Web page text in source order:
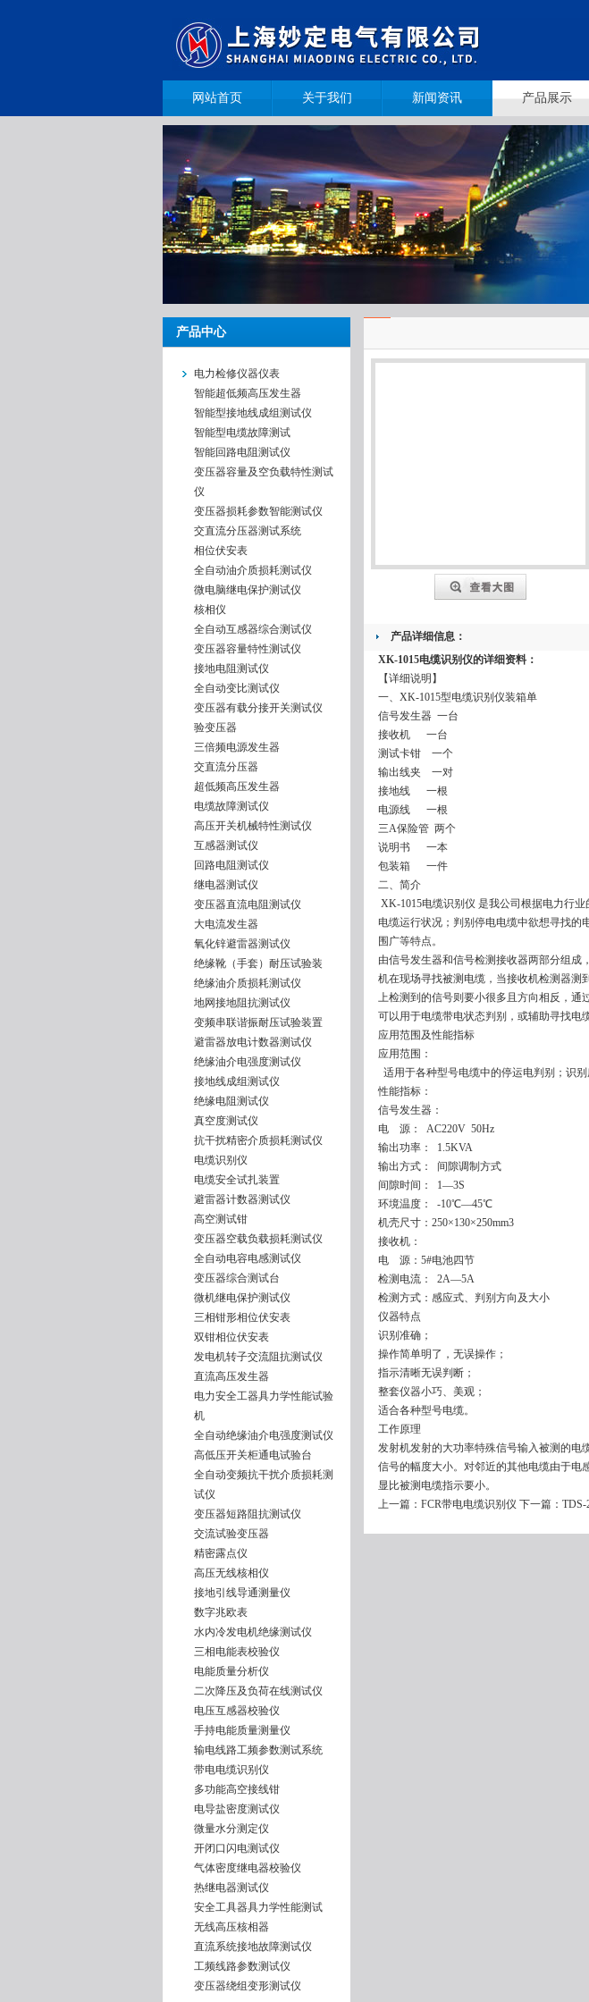
网站首页 关于我们 新闻资讯 产品展示
产品中心
电力检修仪器仪表
智能超低频高压发生器
智能型接地线成组测试仪
智能型电缆故障测试
智能回路电阻测试仪
变压器容量及空负载特性测试
仪
变压器损耗参数智能测试仪
交直流分压器测试系统
相位伏安表
全自动油介质损耗测试仪
微电脑继电保护测试仪
核相仪
全自动互感器综合测试仪
变压器容量特性测试仪
接地电阻测试仪
全自动变比测试仪
变压器有载分接开关测试仪
验变压器
三倍频电源发生器
交直流分压器
超低频高压发生器
电缆故障测试仪
高压开关机械特性测试仪
互感器测试仪
回路电阻测试仪
继电器测试仪
变压器直流电阻测试仪
大电流发生器
氧化锌避雷器测试仪
绝缘靴（手套）耐压试验装
绝缘油介质损耗测试仪
地网接地阻抗测试仪
变频串联谐振耐压试验装置
避雷器放电计数器测试仪
绝缘油介电强度测试仪
接地线成组测试仪
绝缘电阻测试仪
真空度测试仪
抗干扰精密介质损耗测试仪
电缆识别仪
电缆安全试扎装置
避雷器计数器测试仪
高空测试钳
变压器空载负载损耗测试仪
全自动电容电感测试仪
变压器综合测试台
微机继电保护测试仪
三相钳形相位伏安表
双钳相位伏安表
发电机转子交流阻抗测试仪
直流高压发生器
电力安全工器具力学性能试验
机
全自动绝缘油介电强度测试仪
高低压开关柜通电试验台
全自动变频抗干扰介质损耗测
试仪
变压器短路阻抗测试仪
交流试验变压器
精密露点仪
高压无线核相仪
接地引线导通测量仪
数字兆欧表
水内冷发电机绝缘测试仪
三相电能表校验仪
电能质量分析仪
二次降压及负荷在线测试仪
电压互感器校验仪
手持电能质量测量仪
输电线路工频参数测试系统
带电电缆识别仪
多功能高空接线钳
电导盐密度测试仪
微量水分测定仪
开闭口闪电测试仪
气体密度继电器校验仪
热继电器测试仪
安全工具器具力学性能测试
无线高压核相器
直流系统接地故障测试仪
工频线路参数测试仪
变压器绕组变形测试仪
产品详细信息：
XK-1015电缆识别仪的详细资料：
【详细说明】
一、XK-1015型电缆识别仪装箱单
信号发生器 一台
接收机 一台
测试卡钳 一个
输出线夹 一对
接地线 一根
电源线 一根
三A保险管 两个
说明书 一本
包装箱 一件
二、简介
XK-1015电缆识别仪 是我公司根据电力行
电缆运行状况；判别停电电缆中欲想寻找
围广等特点。
由信号发生器和信号检测接收器两部分组成
机在现场寻找被测电缆，当接收机检测器测
上检测到的信号则要小很多且方向相反，通
可以用于电缆带电状态判别，或辅助寻找电
应用范围及性能指标
应用范围：
适用于各种型号电缆中的停运电判别；识
性能指标：
信号发生器：
电 源： AC220V 50Hz
输出功率： 1.5KVA
输出方式： 间隙调制方式
间隙时间： 1—3S
环境温度： -10℃—45℃
机壳尺寸：250×130×250mm3
接收机：
电 源：5#电池四节
检测电流： 2A—5A
检测方式：感应式、判别方向及大小
仪器特点
识别准确；
操作简单明了，无误操作；
指示清晰无误判断；
整套仪器小巧、美观；
适合各种型号电缆。
工作原理
发射机发射的大功率特殊信号输入被测的电
信号的幅度大小。对邻近的其他电缆由于电
显比被测电缆指示要小。
上一篇： FCR带电电缆识别仪 下一篇： TDS-